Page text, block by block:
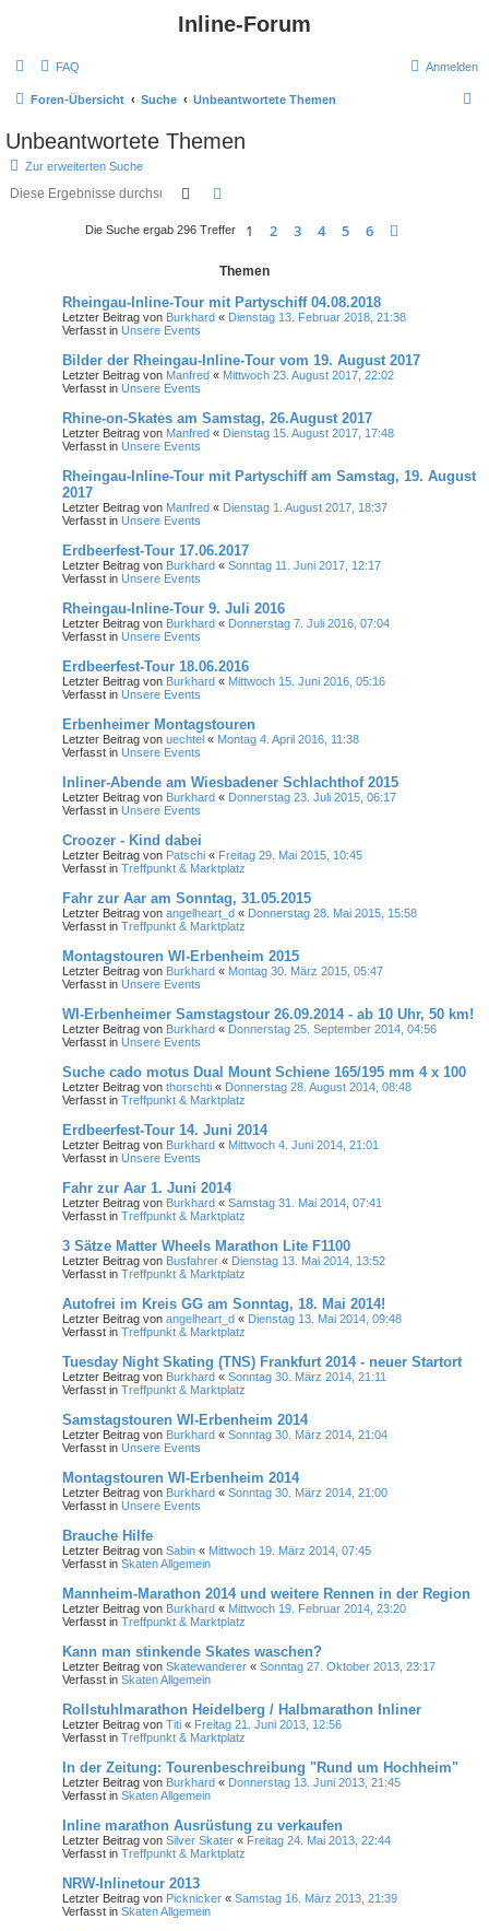
Inline-Forum
FAQ Anmelden
Foren-Übersicht Suche Unbeantwortete Themen
Unbeantwortete Themen
Zur erweiterten Suche
Suche
Die Suche ergab 296 Treffer 1 2 3 4 5 6
Themen
Rheingau-Inline-Tour mit Partyschiff 04.08.2018
Letzter Beitrag von Burkhard « Dienstag 13. Februar 2018, 21:38
Verfasst in Unsere Events
Bilder der Rheingau-Inline-Tour vom 19. August 2017
Letzter Beitrag von Manfred « Mittwoch 23. August 2017, 22:02
Verfasst in Unsere Events
Rhine-on-Skates am Samstag, 26.August 2017
Letzter Beitrag von Manfred « Dienstag 15. August 2017, 17:48
Verfasst in Unsere Events
Rheingau-Inline-Tour mit Partyschiff am Samstag, 19. August
2017
Letzter Beitrag von Manfred « Dienstag 1. August 2017, 18:37
Verfasst in Unsere Events
Erdbeerfest-Tour 17.06.2017
Letzter Beitrag von Burkhard « Sonntag 11. Juni 2017, 12:17
Verfasst in Unsere Events
Rheingau-Inline-Tour 9. Juli 2016
Letzter Beitrag von Burkhard « Donnerstag 7. Juli 2016, 07:04
Verfasst in Unsere Events
Erdbeerfest-Tour 18.06.2016
Letzter Beitrag von Burkhard « Mittwoch 15. Juni 2016, 05:16
Verfasst in Unsere Events
Erbenheimer Montagstouren
Letzter Beitrag von uechtel « Montag 4. April 2016, 11:38
Verfasst in Unsere Events
Inliner-Abende am Wiesbadener Schlachthof 2015
Letzter Beitrag von Burkhard « Donnerstag 23. Juli 2015, 06:17
Verfasst in Unsere Events
Croozer - Kind dabei
Letzter Beitrag von Patschi « Freitag 29. Mai 2015, 10:45
Verfasst in Treffpunkt & Marktplatz
Fahr zur Aar am Sonntag, 31.05.2015
Letzter Beitrag von angelheart_d « Donnerstag 28. Mai 2015, 15:58
Verfasst in Treffpunkt & Marktplatz
Montagstouren WI-Erbenheim 2015
Letzter Beitrag von Burkhard « Montag 30. März 2015, 05:47
Verfasst in Unsere Events
WI-Erbenheimer Samstagstour 26.09.2014 - ab 10 Uhr, 50 km!
Letzter Beitrag von Burkhard « Donnerstag 25. September 2014, 04:56
Verfasst in Unsere Events
Suche cado motus Dual Mount Schiene 165/195 mm 4 x 100
Letzter Beitrag von thorschti « Donnerstag 28. August 2014, 08:48
Verfasst in Treffpunkt & Marktplatz
Erdbeerfest-Tour 14. Juni 2014
Letzter Beitrag von Burkhard « Mittwoch 4. Juni 2014, 21:01
Verfasst in Unsere Events
Fahr zur Aar 1. Juni 2014
Letzter Beitrag von Burkhard « Samstag 31. Mai 2014, 07:41
Verfasst in Treffpunkt & Marktplatz
3 Sätze Matter Wheels Marathon Lite F1100
Letzter Beitrag von Busfahrer « Dienstag 13. Mai 2014, 13:52
Verfasst in Treffpunkt & Marktplatz
Autofrei im Kreis GG am Sonntag, 18. Mai 2014!
Letzter Beitrag von angelheart_d « Dienstag 13. Mai 2014, 09:48
Verfasst in Treffpunkt & Marktplatz
Tuesday Night Skating (TNS) Frankfurt 2014 - neuer Startort
Letzter Beitrag von Burkhard « Sonntag 30. März 2014, 21:11
Verfasst in Treffpunkt & Marktplatz
Samstagstouren WI-Erbenheim 2014
Letzter Beitrag von Burkhard « Sonntag 30. März 2014, 21:04
Verfasst in Unsere Events
Montagstouren WI-Erbenheim 2014
Letzter Beitrag von Burkhard « Sonntag 30. März 2014, 21:00
Verfasst in Unsere Events
Brauche Hilfe
Letzter Beitrag von Sabin « Mittwoch 19. März 2014, 07:45
Verfasst in Skaten Allgemein
Mannheim-Marathon 2014 und weitere Rennen in der Region
Letzter Beitrag von Burkhard « Mittwoch 19. Februar 2014, 23:20
Verfasst in Treffpunkt & Marktplatz
Kann man stinkende Skates waschen?
Letzter Beitrag von Skatewanderer « Sonntag 27. Oktober 2013, 23:17
Verfasst in Skaten Allgemein
Rollstuhlmarathon Heidelberg / Halbmarathon Inliner
Letzter Beitrag von Titi « Freitag 21. Juni 2013, 12:56
Verfasst in Treffpunkt & Marktplatz
In der Zeitung: Tourenbeschreibung "Rund um Hochheim"
Letzter Beitrag von Burkhard « Donnerstag 13. Juni 2013, 21:45
Verfasst in Skaten Allgemein
Inline marathon Ausrüstung zu verkaufen
Letzter Beitrag von Silver Skater « Freitag 24. Mai 2013, 22:44
Verfasst in Treffpunkt & Marktplatz
NRW-Inlinetour 2013
Letzter Beitrag von Picknicker « Samstag 16. März 2013, 21:39
Verfasst in Skaten Allgemein